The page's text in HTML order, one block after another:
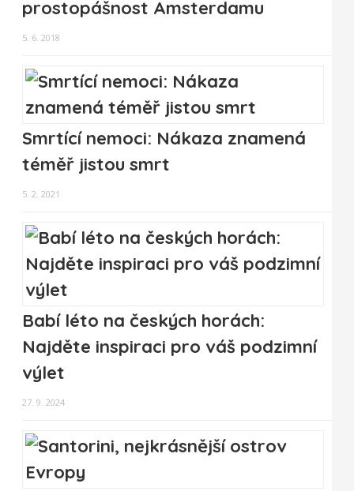
prostopášnost Amsterdamu
5. 6. 2018
Smrtící nemoci: Nákaza znamená
téměř jistou smrt
5. 2. 2021
Babí léto na českých horách:
Najděte inspiraci pro váš podzimní
výlet
27. 9. 2024